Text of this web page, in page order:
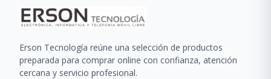
Erson Tecnología reúne una selección de productos
preparada para comprar online con confianza, atención
cercana y servicio profesional.